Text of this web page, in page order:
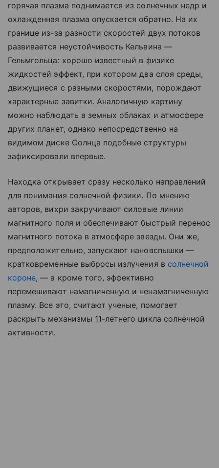
горячая плазма поднимается из солнечных недр и
охлажденная плазма опускается обратно. На их
границе из-за разности скоростей двух потоков
развивается неустойчивость Кельвина —
Гельмгольца: хорошо известный в физике
жидкостей эффект, при котором два слоя среды,
движущиеся с разными скоростями, порождают
характерные завитки. Аналогичную картину
можно наблюдать в земных облаках и атмосфере
других планет, однако непосредственно на
видимом диске Солнца подобные структуры
зафиксировали впервые.
Находка открывает сразу несколько направлений
для понимания солнечной физики. По мнению
авторов, вихри закручивают силовые линии
магнитного поля и обеспечивают быстрый перенос
магнитного потока в атмосфере звезды. Они же,
предположительно, запускают нановспышки —
кратковременные выбросы излучения в солнечной
короне, — а кроме того, эффективно
перемешивают намагниченную и ненамагниченную
плазму. Все это, считают ученые, помогает
раскрыть механизмы 11-летнего цикла солнечной
активности.